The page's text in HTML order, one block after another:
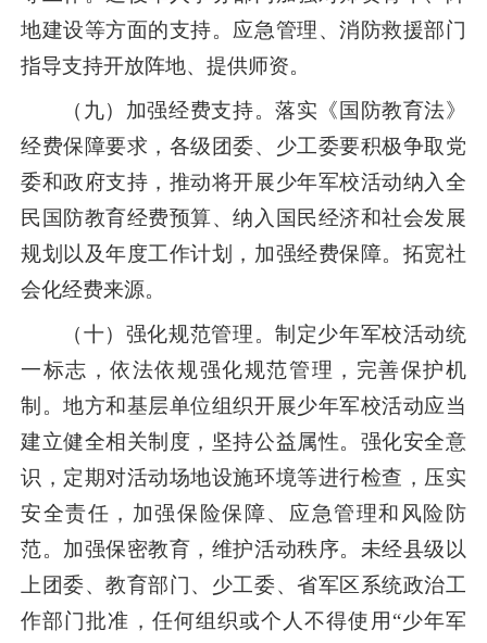
地建设等方面的支持。应急管理、消防救援部门
指导支持开放阵地、提供师资。
（九）加强经费支持。落实《国防教育法》
经费保障要求，各级团委、少工委要积极争取党
委和政府支持，推动将开展少年军校活动纳入全
民国防教育经费预算、纳入国民经济和社会发展
规划以及年度工作计划，加强经费保障。拓宽社
会化经费来源。
（十）强化规范管理。制定少年军校活动统
一标志，依法依规强化规范管理，完善保护机
制。地方和基层单位组织开展少年军校活动应当
建立健全相关制度，坚持公益属性。强化安全意
识，定期对活动场地设施环境等进行检查，压实
安全责任，加强保险保障、应急管理和风险防
范。加强保密教育，维护活动秩序。未经县级以
上团委、教育部门、少工委、省军区系统政治工
作部门批准，任何组织或个人不得使用“少年军